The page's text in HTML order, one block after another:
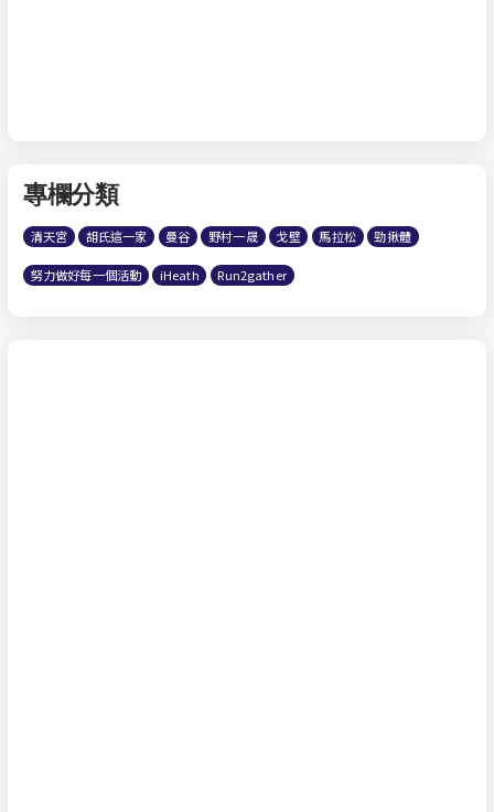
專欄分類
清天宮 胡氏這一家 曼谷 野村一晟 戈壁 馬拉松 勁揪體
努力做好每一個活動 iHeath Run2gather